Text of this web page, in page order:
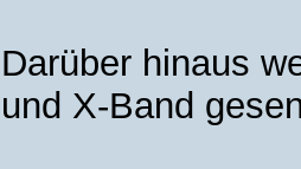
Darüber hinaus
und X-Band